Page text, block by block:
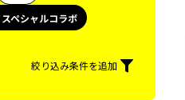
ペシャルコラボ
絞り込み条件を追加